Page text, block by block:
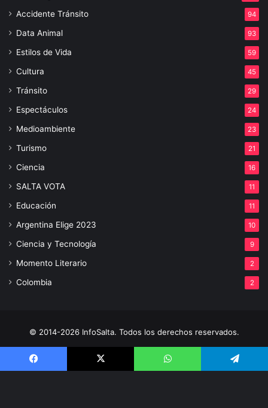
Accidente Tránsito 94
Data Animal 93
Estilos de Vida 59
Cultura 45
Tránsito 29
Espectáculos 24
Medioambiente 23
Turismo 21
Ciencia 16
SALTA VOTA 11
Educación 11
Argentina Elige 2023 10
Ciencia y Tecnología 9
Momento Literario 2
Colombia 2
© 2014-2026 InfoSalta. Todos los derechos reservados.
3872288394 E-mail: infosaltaredaccion@gmail.com
Facebook X WhatsApp Telegram